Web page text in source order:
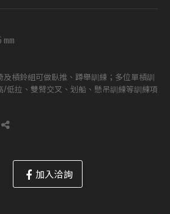
槓鈴組可做臥推、蹲舉訓練；多位單槓訓
低拉、雙臂交叉、划船、懸吊訓練等訓練項
加入洽詢